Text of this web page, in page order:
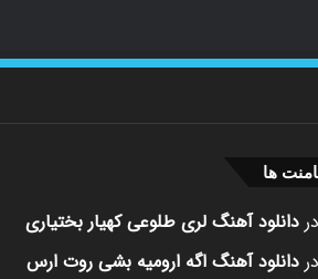
ها
در دانلود آهنگ لری طلوعی کهیار بختیاری
در دانلود آهنگ اگه ارومیه بشی روت ارس